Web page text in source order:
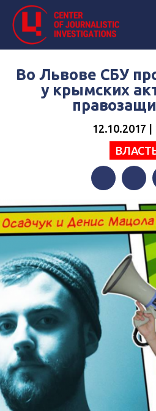
Во Львове СБУ
у крымских
12.10.2017 |
FacebookTwitter